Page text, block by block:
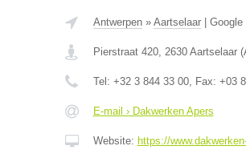
Antwerpen» Aartselaar| Google
Pierstraat 420, 2630 Aartselaar(
Tel: +32 3 844 33 00, Fax: +03
E-mail › Dakwerken Apers
Website: https://